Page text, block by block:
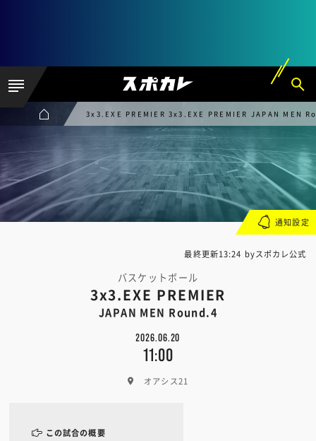
3x3.EXE PREMIER 3x3.EXE PREMIER JAPAN MEN
最終更新13:24 byスポカレ公式
バスケットボール
3x3.EXE PREMIER
JAPAN MEN Round.4
2026.06.20
11:00
オアシス21
通知設定
この試合の概要